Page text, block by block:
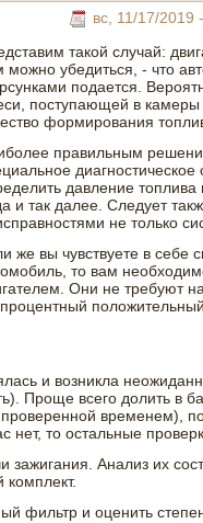
вс, 11/17/2019
такой случай:
можно убедиться, - что
подается.
поступающей в камеры
формирования
правильным
давление топлива
и так далее. Следует
не только
же вы чувствуете в себе
то вам
Они не требуют
положительный
и возникла
Проще всего долить в
временем),
нет, то остальные
зажигания. Анализ их
комплект.
фильтр и оценить